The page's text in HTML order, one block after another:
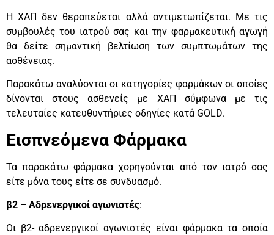
Η ΧΑΠ δεν θεραπεύεται αλλά αντιμετωπίζεται. Με τις
συμβουλές του ιατρού σας και την φαρμακευτική αγωγή
θα δείτε σημαντική βελτίωση των συμπτωμάτων της
ασθένειας.
Παρακάτω αναλύονται οι κατηγορίες φαρμάκων οι οποίες
δίνονται στους ασθενείς με ΧΑΠ σύμφωνα με τις
τελευταίες κατευθυντήριες οδηγίες κατά GOLD.
Εισπνεόμενα Φάρμακα
Τα παρακάτω φάρμακα χορηγούνται από τον ιατρό σας
είτε μόνα τους είτε σε συνδυασμό.
β2 – Αδρενεργικοί αγωνιστές:
Οι β2- αδρενεργικοί αγωνιστές είναι φάρμακα τα οποία